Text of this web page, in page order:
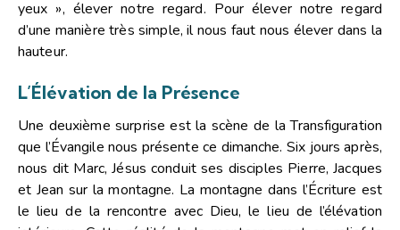
yeux », élever notre regard. Pour élever notre regard
d’une manière très simple, il nous faut nous élever dans la
hauteur.
L’Élévation de la Présence
Une deuxième surprise est la scène de la Transfiguration
que l’Évangile nous présente ce dimanche. Six jours après,
nous dit Marc, Jésus conduit ses disciples Pierre, Jacques
et Jean sur la montagne. La montagne dans l’Écriture est
le lieu de la rencontre avec Dieu, le lieu de l’élévation